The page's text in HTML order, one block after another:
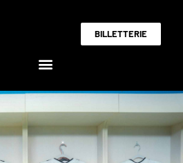
BILLETTERIE